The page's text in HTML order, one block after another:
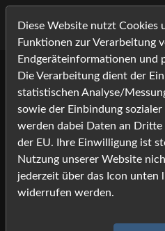
Lightbox
Die Lightbox ist leer.
Diese Website nutzt Cookies
Funktionen zur Verarbeitung
Endgeräteinformationen und
Die Verarbeitung dient der
statistischen Analyse/
sowie der Einbindung
werden dabei Daten an
der EU. Ihre Einwilligung ist
Nutzung unserer Website
jederzeit über das Icon unten
widerrufen werden.